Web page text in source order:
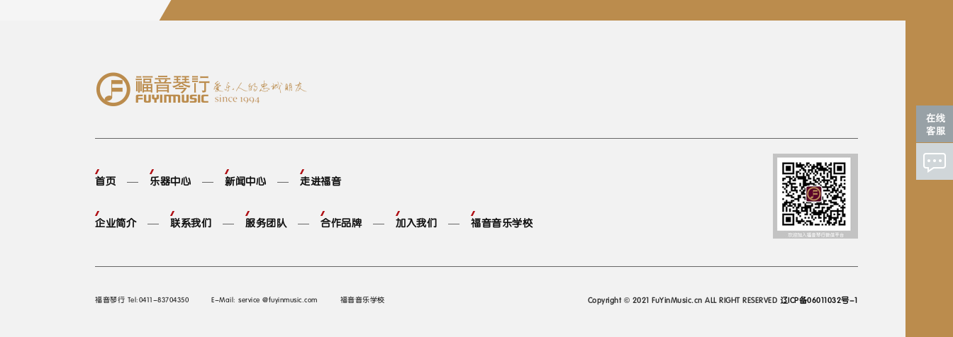
首页 乐器中心 新闻中心 走进福音
企业简介 联系我们 服务团队 合作品牌 加入我们 福音音乐学校
福音琴行 Tel:0411-83704350 E-Mail: service @fuyinmusic.com 福音音乐学校 Copyright © 2021 FuYinMusic.cn ALL RIGHT RESERVED 辽ICP备06011032号-1